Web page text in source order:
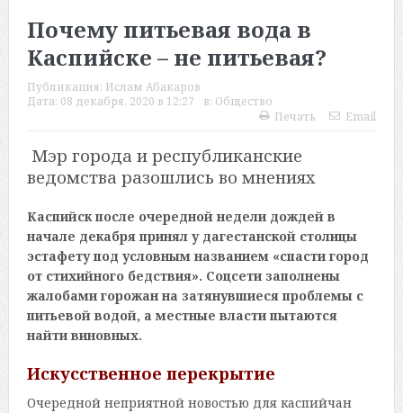
Почему питьевая вода в
Каспийске – не питьевая?
Публикация: Ислам Абакаров
Дата: 08 декабря, 2020 в 12:27 в: Общество
Печать
Email
Мэр города и республиканские
ведомства разошлись во мнениях
Каспийск после очередной недели дождей в
начале декабря принял у дагестанской столицы
эстафету под условным названием «спасти город
от стихийного бедствия». Соцсети заполнены
жалобами горожан на затянувшиеся проблемы с
питьевой водой, а местные власти пытаются
найти виновных.
Искусственное перекрытие
Очередной неприятной новостью для каспийчан